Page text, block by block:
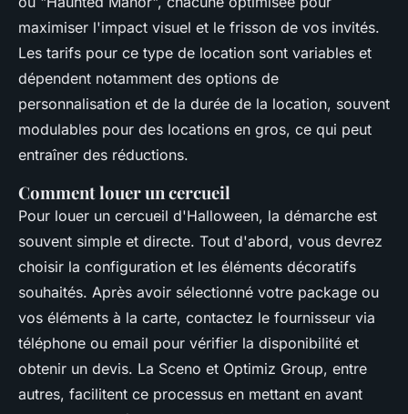
maximiser l'impact visuel et le frisson de vos invités.
Les tarifs pour ce type de location sont variables et
dépendent notamment des options de
personnalisation et de la durée de la location, souvent
modulables pour des locations en gros, ce qui peut
entraîner des réductions.
Comment louer un cercueil
Pour louer un cercueil d'Halloween, la démarche est
souvent simple et directe. Tout d'abord, vous devrez
choisir la configuration et les éléments décoratifs
souhaités. Après avoir sélectionné votre package ou
vos éléments à la carte, contactez le fournisseur via
téléphone ou email pour vérifier la disponibilité et
obtenir un devis. La Sceno et Optimiz Group, entre
autres, facilitent ce processus en mettant en avant